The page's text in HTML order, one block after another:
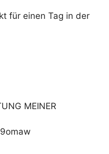
für einen Tag in der
MEINER